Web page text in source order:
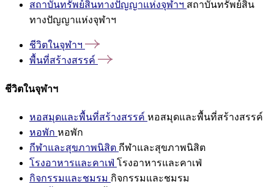
สถาบันทรัพย์สินทางปัญญาแห่งจุฬาฯ สถาบันทรัพย์สิน
ทางปัญญาแห่งจุฬาฯ
ชีวิตในจุฬาฯ
พื้นที่สร้างสรรค์
ชีวิตในจุฬาฯ
หอสมุดและพื้นที่สร้างสรรค์ หอสมุดและพื้นที่สร้างสรรค์
หอพัก หอพัก
กีฬาและสุขภาพนิสิต กีฬาและสุขภาพนิสิต
โรงอาหารและคาเฟ่ โรงอาหารและคาเฟ่
กิจกรรมและชมรม กิจกรรมและชมรม